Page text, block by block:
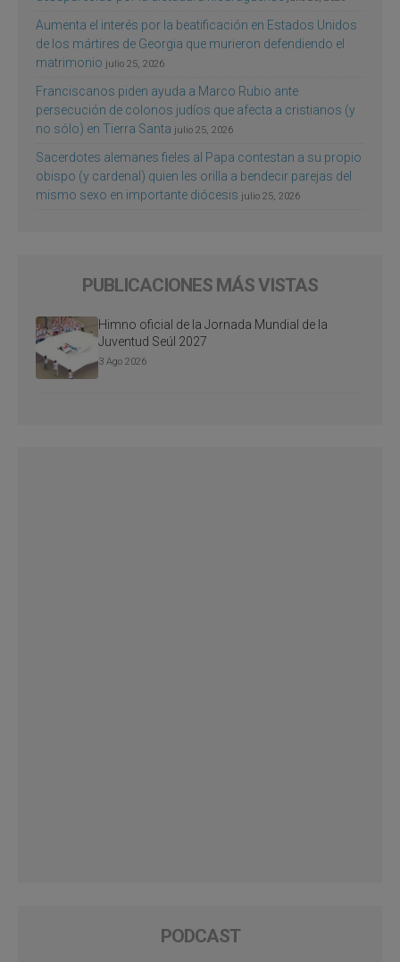
Aumenta el interés por la beatificación en Estados Unidos
de los mártires de Georgia que murieron defendiendo el
matrimonio julio 25, 2026
Franciscanos piden ayuda a Marco Rubio ante
persecución de colonos judíos que afecta a cristianos (y
no sólo) en Tierra Santa julio 25, 2026
Sacerdotes alemanes fieles al Papa contestan a su propio
obispo (y cardenal) quien les orilla a bendecir parejas del
mismo sexo en importante diócesis julio 25, 2026
PUBLICACIONES MÁS VISTAS
Himno oficial de la Jornada Mundial de la
Juventud Seúl 2027
3 Ago 2026
PODCAST